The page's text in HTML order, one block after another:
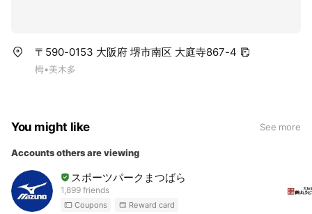
〒590-0153 大阪府 堺市南区 大庭寺867-4
栂•美木多
You might like See more
Accounts others are viewing
スポーツパークまつばら
1,899 friends
Coupons Reward card